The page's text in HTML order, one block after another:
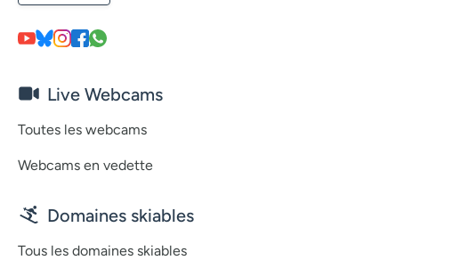
Live Webcams
Toutes les webcams
Webcams en vedette
Domaines skiables
Tous les domaines skiables